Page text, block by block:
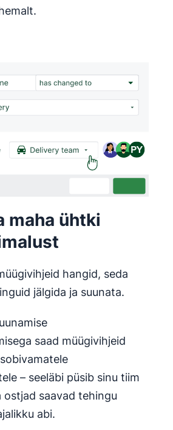
maha ühtki
hangid, seda
jälgida ja suunata.
saad müügivihjeid
– seeläbi püsib sinu tiim
saavad tehingu
abi.